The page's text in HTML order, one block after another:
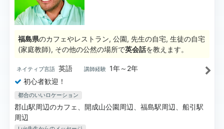
福島県のカフェやレストラン, 公園, 先生の自宅, 生徒の自宅
(家庭教師), その他の公然の場所で英会話を教えます。
ネイティブ言語 英語 講師経験 1年～2年
初心者歓迎！
都合のいいロケーション
郡山駅周辺のカフェ、開成山公園周辺、福島駅周辺、船引駅
周辺